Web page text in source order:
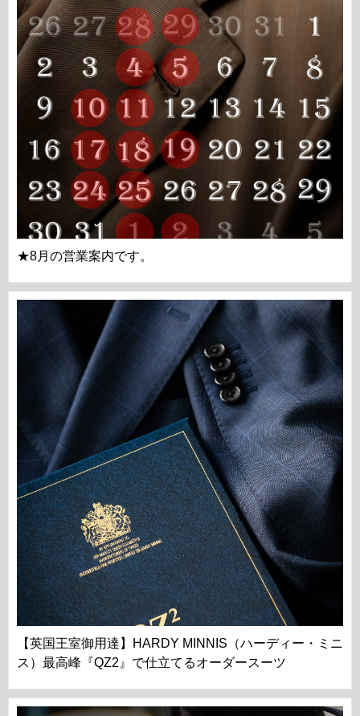
★8月の営業案内です。
【英国王室御用達】HARDY MINNIS（ハーディー・ミニ
ス）最高峰『QZ2』で仕立てるオーダースーツ